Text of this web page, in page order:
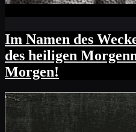
Im Namen des
des heiligen
Morgen!